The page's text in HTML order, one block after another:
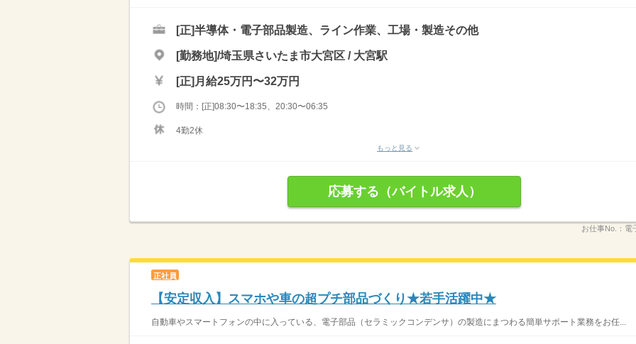
[正]半導体・電子部品製造、ライン作業、工場・製造その他
[勤務地]/埼玉県さいたま市大宮区 / 大宮駅
[正] 月給25万円〜32万円
時間：[正]08:30〜18:35、20:30〜06:35
4勤2休
もっと見る
応募する（バイトル求人）
お仕事No.： 電
正社員
【安定収入】スマホや車の超プチ部品づくり★若手活躍中★
自動車やスマートフォンの中に入っている、電子部品（セラミックコンデンサ）の製造にまつわる簡単サポート業務をお任...